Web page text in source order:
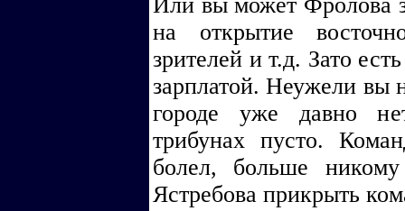
на открытие
зрителей и т.д. Зато
зарплатой. Неужели вы
городе уже давно
трибунах пусто.
болел, больше
Ястребова прикрыть